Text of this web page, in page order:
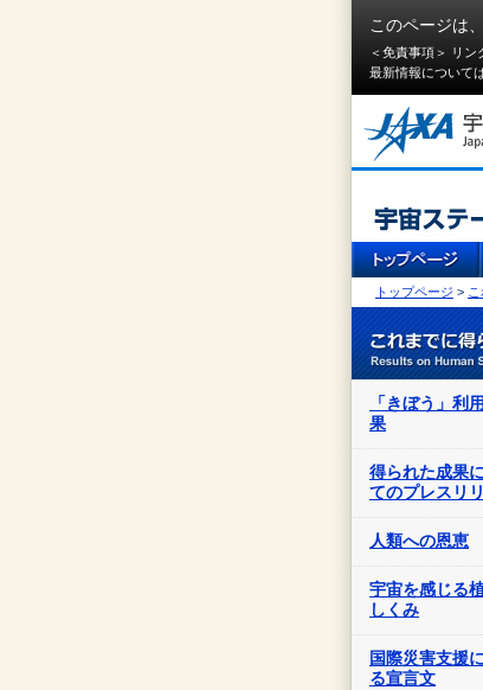
このページは
＜免責事項＞ リ
最新情報については
トップページ >
「きぼう」利
果
得られた成果
てのプレスリ
人類への恩恵
宇宙を感じる
しくみ
国際災害支援
る宣言文